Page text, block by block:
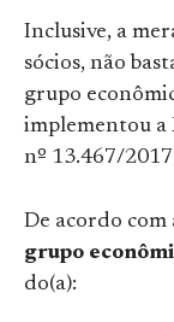
Inclusive, a
sócios, não
grupo
implementou a
nº 13.467/
De acordo com
grupo
do(a):